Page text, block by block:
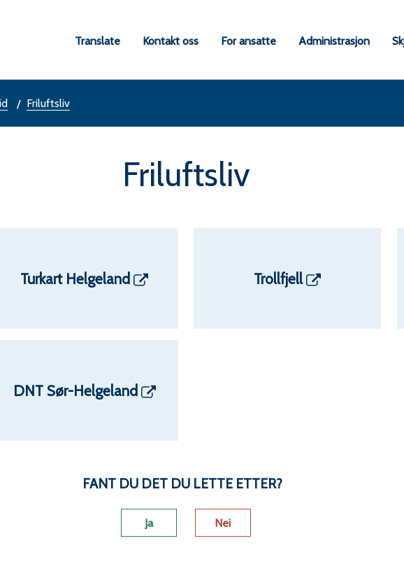
Translate Kontakt oss For ansatte Administrasjon
Friluftsliv
Friluftsliv
Turkart Helgeland Trollfjell
DNT Sør-Helgeland
FANT DU DET DU LETTE ETTER?
Ja Nei